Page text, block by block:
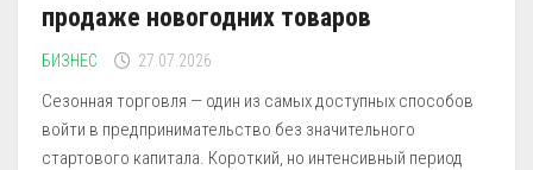
продаже новогодних товаров
БИЗНЕС 27.07.2026
Сезонная торговля — один из самых доступных способов
войти в предпринимательство без значительного
стартового капитала. Короткий, но интенсивный период